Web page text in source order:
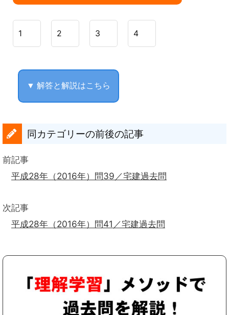
1 2 3 4
▼ 解答と解説はこちら
同カテゴリーの前後の記事
前記事
平成28年（2016年）問39／宅建過去問
次記事
平成28年（2016年）問41／宅建過去問